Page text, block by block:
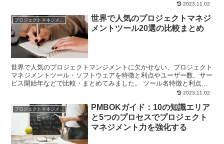
2023.11.02
世界で人気のプロジェクトマネジ
メントツール20選の比較まとめ
世界で人気のプロジェクトマンジメントに欠かせない、プロジェクト
マネジメントツール・ソフトウェアを特徴と利点やユーザー数、サー
ビス開始年などで比較・まとめてみました。 ツール名特徴と利点サ
2023.11.02
PMBOKガイド：10の知識エリア
と5つのプロセスでプロジェクト
マネジメント力を強化する